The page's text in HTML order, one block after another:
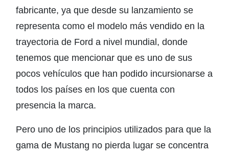
fabricante, ya que desde su lanzamiento se
representa como el modelo más vendido en la
trayectoria de Ford a nivel mundial, donde
tenemos que mencionar que es uno de sus
pocos vehículos que han podido incursionarse a
todos los países en los que cuenta con
presencia la marca.
Pero uno de los principios utilizados para que la
gama de Mustang no pierda lugar se concentra